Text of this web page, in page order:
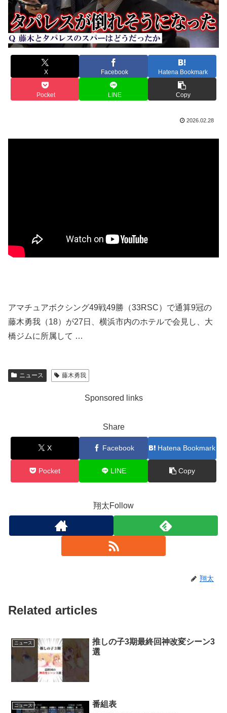
X Facebook Hatena Bookmark
Pocket LINE Copy
2026.02.28
アマチュアボクシング49戦49勝（33RSC）で通算9冠の
藤木勇我（18）が27日、横浜市内のホテルで会見し、大
橋ジムに所属して …
ニュース 藤木勇我
Sponsored links
Share
X Facebook Hatena Bookmark
Pocket LINE Copy
翔太Follow
翔太
Related articles
ニュース
推しの子3期最終回神改変シーン3
選
ニュース 番組表